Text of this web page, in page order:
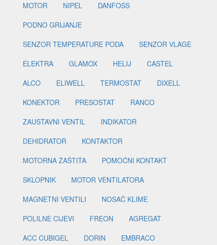
MOTOR
NIPEL
DANFOSS
PODNO GRIJANJE
SENZOR TEMPERATURE PODA
SENZOR VLAGE
ELEKTRA
GLAMOX HELIJ
CASTEL
ALCO
ELIWELL TERMOSTAT
DIXELL
KONEKTOR
PRESOSTAT
RANCO
ZAUSTAVNI VENTIL
INDIKATOR
DEHIDRATOR
KONTAKTOR
MOTORNA ZAŠTITA
POMOĆNI KONTAKT
SKLOPNIK
MOTOR VENTILATORA
MAGNETNI VENTILI
NOSAČ KLIME
POLILNE CIJEVI
FREON
AGREGAT
ACC CUBIGEL
DORIN
EMBRACO